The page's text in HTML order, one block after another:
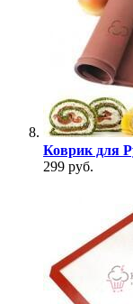
Коврик для
299 руб.